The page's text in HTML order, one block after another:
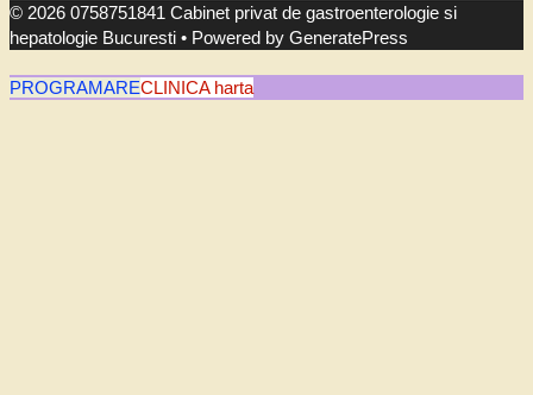
© 2026 0758751841 Cabinet privat de gastroenterologie si
hepatologie Bucuresti • Powered by GeneratePress
PROGRAMARECLINICA harta